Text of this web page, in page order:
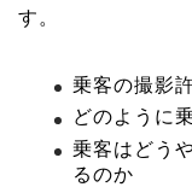
す。
乗客の撮影
どのように
乗客はどう
るのか